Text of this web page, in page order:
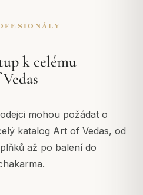
k celému
mohou požádat o
katalog Art of Vedas, od
až po balení do